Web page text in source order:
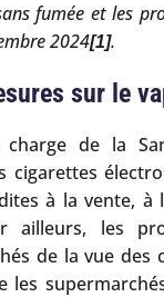
fumée et les
2024[1].
sur le
de la
cigarettes
à la vente, à
ailleurs, les
de la vue des
les